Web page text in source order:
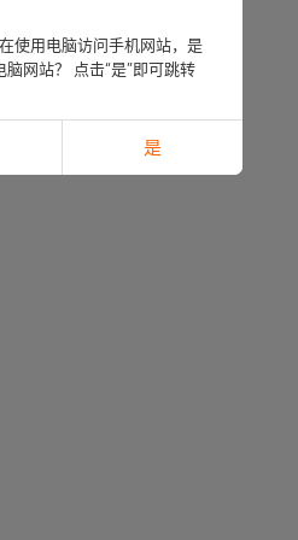
使用电脑访问手机网站，是
网站？ 点击“是”即可跳转
是